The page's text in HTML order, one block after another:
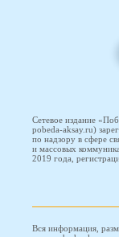
Сетевое издание
pobeda-aksay.ru)
по надзору в сфере
и массовых
2019 года,
Вся информация,